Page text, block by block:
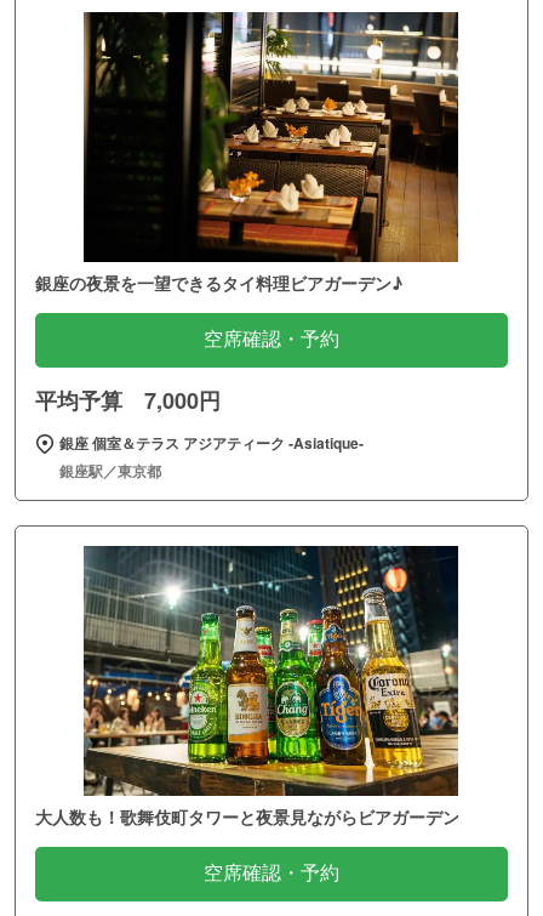
銀座の夜景を一望できるタイ料理ビアガーデン♪
空席確認・予約
平均予算 7,000円
銀座 個室＆テラス アジアティーク ‐Asiatique‐
銀座駅／東京都
大人数も！歌舞伎町タワーと夜景見ながらビアガーデン
空席確認・予約